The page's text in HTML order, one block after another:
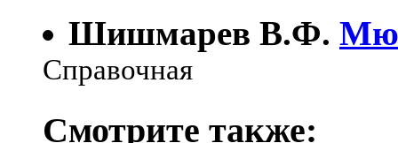
Шишмарeв В.Ф.
Справочная
Смотрите также: